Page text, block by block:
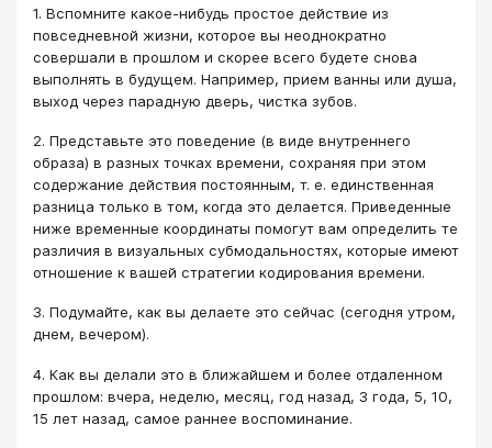
1. Вспомните какое-нибудь простое действие из
повседневной жизни, которое вы неоднократно
совершали в прошлом и скорее всего будете снова
выполнять в будущем. Например, прием ванны или душа,
выход через парадную дверь, чистка зубов.
2. Представьте это поведение (в виде внутреннего
образа) в разных точках времени, сохраняя при этом
содержание действия постоянным, т. е. единственная
разница только в том, когда это делается. Приведенные
ниже временные координаты помогут вам определить те
различия в визуальных субмодальностях, которые имеют
отношение к вашей стратегии кодирования времени.
3. Подумайте, как вы делаете это сейчас (сегодня утром,
днем, вечером).
4. Как вы делали это в ближайшем и более отдаленном
прошлом: вчера, неделю, месяц, год назад, 3 года, 5, 10,
15 лет назад, самое раннее воспоминание.